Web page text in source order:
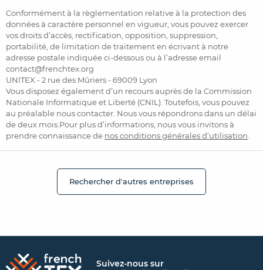
Conformément à la règlementation relative à la protection des
données à caractère personnel en vigueur, vous pouvez exercer
vos droits d’accès, rectification, opposition, suppression,
portabilité, de limitation de traitement en écrivant à notre
adresse postale indiquée ci-dessous ou à l’adresse email
contact@frenchtex.org
UNITEX - 2 rue des Mûriers - 69009 Lyon
Vous disposez également d’un recours auprès de la Commission
Nationale Informatique et Liberté (CNIL). Toutefois, vous pouvez
au préalable nous contacter. Nous vous répondrons dans un délai
de deux mois.Pour plus d’informations, nous vous invitons à
prendre connaissance de nos conditions générales d’utilisation.
Rechercher d'autres entreprises
Suivez-nous sur